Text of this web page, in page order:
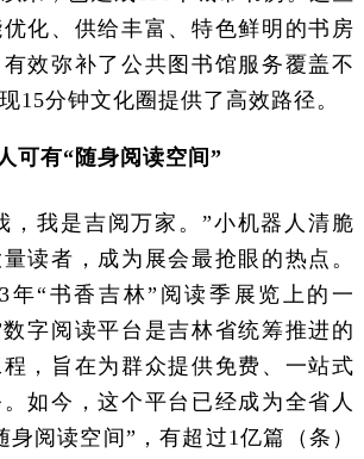
化、供给丰富、特色鲜明的书房
效弥补了公共图书馆服务覆盖不
15分钟文化圈提供了高效路径。
可有“随身阅读空间”
，我是吉阅万家。”小机器人清脆
读者，成为展会最抢眼的热点。
年“书香吉林”阅读季展览上的一
字阅读平台是吉林省统筹推进的
，旨在为群众提供免费、一站式
如今，这个平台已经成为全省人
身阅读空间”，有超过1亿篇（条）